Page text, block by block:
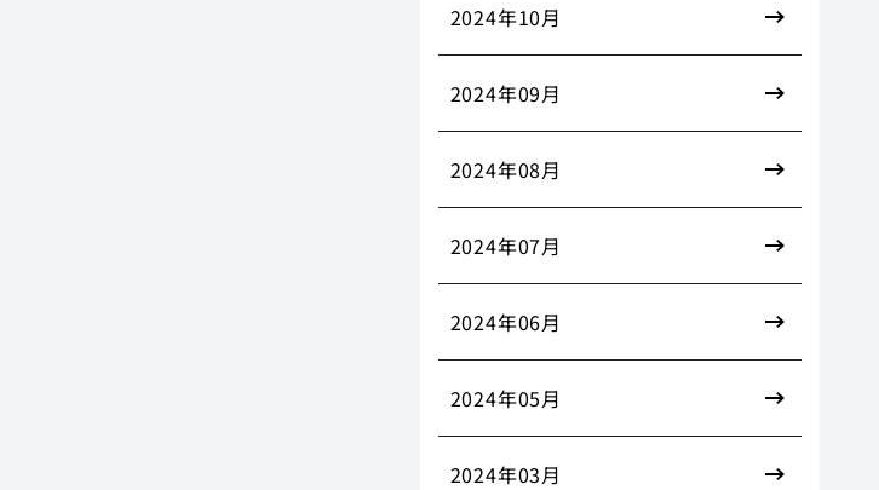
2024年10月
2024年09月
2024年08月
2024年07月
2024年06月
2024年05月
2024年03月